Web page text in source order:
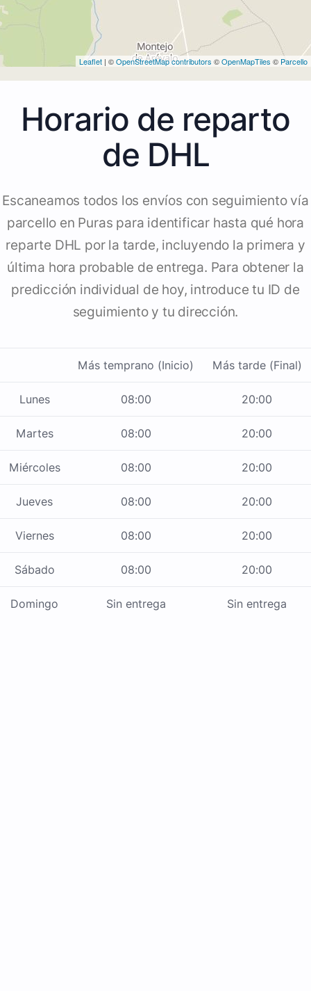
Leaflet | ©OpenStreetMap contributors ©OpenMapTiles © Parcello
Horario de reparto
de DHL
Escaneamos todos los envíos con seguimiento vía
parcello en Puras para identificar hasta qué hora
reparte DHL por la tarde, incluyendo la primera y
última hora probable de entrega. Para obtener la
predicción individual de hoy, introduce tu ID de
seguimiento y tu dirección.
Más temprano (Inicio) Más tarde (Final)
Lunes 08:00 20:00
Martes 08:00 20:00
Miércoles 08:00 20:00
Jueves 08:00 20:00
Viernes 08:00 20:00
Sábado 08:00 20:00
Domingo Sin entrega Sin entrega